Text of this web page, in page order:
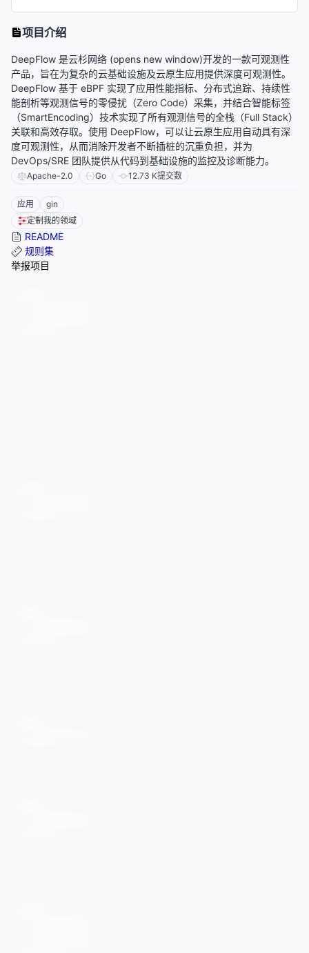
项目介绍
DeepFlow 是云杉网络 (opens new window)开发的一款可观测性
产品，旨在为复杂的云基础设施及云原生应用提供深度可观测性。
DeepFlow 基于 eBPF 实现了应用性能指标、分布式追踪、持续性
能剖析等观测信号的零侵扰（Zero Code）采集，并结合智能标签
（SmartEncoding）技术实现了所有观测信号的全栈（Full Stack）
关联和高效存取。使用 DeepFlow，可以让云原生应用自动具有深
度可观测性，从而消除开发者不断插桩的沉重负担，并为
DevOps/SRE 团队提供从代码到基础设施的监控及诊断能力。
Apache-2.0 Go 12.73 K提交数
应用
gin
定制我的领域
README
规则集
举报项目